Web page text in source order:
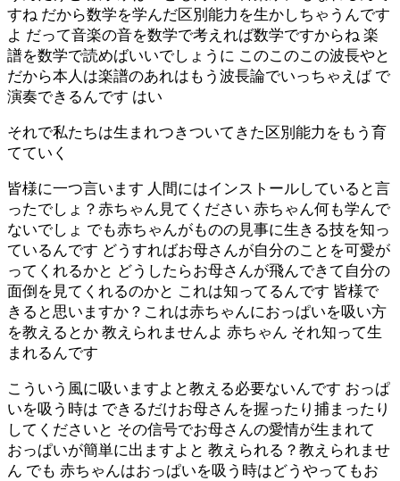
すね だから数学を学んだ区別能力を生かしちゃうんです
よ だって音楽の音を数学で考えれば数学ですからね 楽
譜を数学で読めばいいでしょうに このこのこの波長やと
だから本人は楽譜のあれはもう波長論でいっちゃえば で
演奏できるんです はい
それで私たちは生まれつきついてきた区別能力をもう育
てていく
皆様に一つ言います 人間にはインストールしていると言
ったでしょ？赤ちゃん見てください 赤ちゃん何も学んで
ないでしょ でも赤ちゃんがものの見事に生きる技を知っ
ているんです どうすればお母さんが自分のことを可愛が
ってくれるかと どうしたらお母さんが飛んできて自分の
面倒を見てくれるのかと これは知ってるんです 皆様で
きると思いますか？これは赤ちゃんにおっぱいを吸い方
を教えるとか 教えられませんよ 赤ちゃん それ知って生
まれるんです
こういう風に吸いますよと教える必要ないんです おっぱ
いを吸う時は できるだけお母さんを握ったり捕まったり
してくださいと その信号でお母さんの愛情が生まれて
おっぱいが簡単に出ますよと 教えられる？教えられませ
ん でも 赤ちゃんはおっぱいを吸う時はどうやってもお